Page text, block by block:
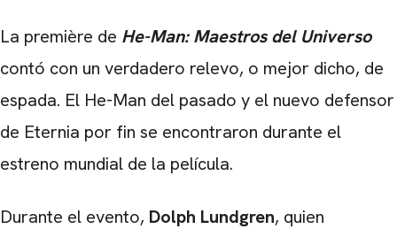
La première de He-Man: Maestros del Universo
contó con un verdadero relevo, o mejor dicho, de
espada. El He-Man del pasado y el nuevo defensor
de Eternia por fin se encontraron durante el
estreno mundial de la película.
Durante el evento, Dolph Lundgren, quien